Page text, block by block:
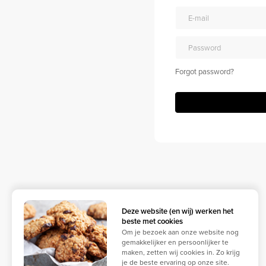
Forgot password?
Deze website (en wij) werken het
beste met cookies
Om je bezoek aan onze website nog
gemakkelijker en persoonlijker te
maken, zetten wij cookies in. Zo krijg
je de beste ervaring op onze site.